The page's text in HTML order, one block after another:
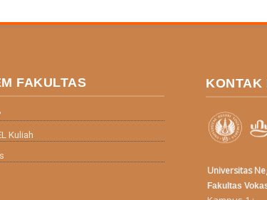
FAKULTAS
Kuliah
KONTAK
Universitas
Fakultas